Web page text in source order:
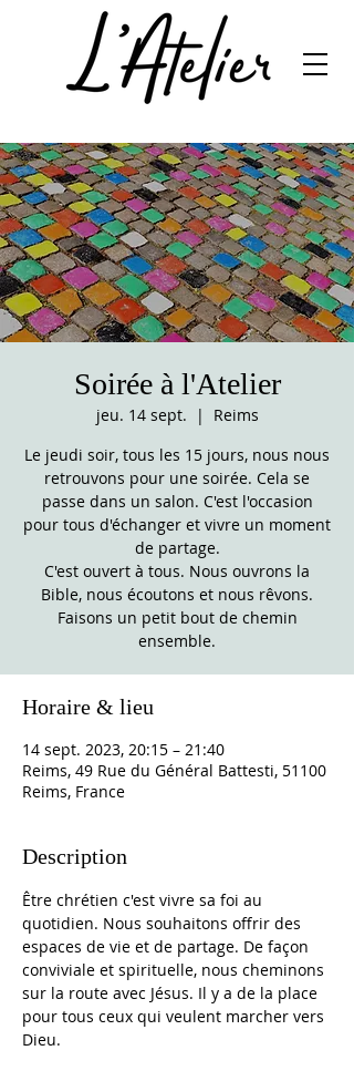
Soirée à l'Atelier
jeu. 14 sept.
  |
Reims
Le jeudi soir, tous les 15 jours, nous nous
retrouvons pour une soirée. Cela se
passe dans un salon. C'est l'occasion
pour tous d'échanger et vivre un moment
de partage.
C'est ouvert à tous. Nous ouvrons la
Bible, nous écoutons et nous rêvons.
Faisons un petit bout de chemin
ensemble.
Horaire & lieu
14 sept. 2023, 20:15 – 21:40
Reims, 49 Rue du Général Battesti, 51100
Reims, France
Description
Être chrétien c'est vivre sa foi au
quotidien. Nous souhaitons offrir des
espaces de vie et de partage. De façon
conviviale et spirituelle, nous cheminons
sur la route avec Jésus. Il y a de la place
pour tous ceux qui veulent marcher vers
Dieu.